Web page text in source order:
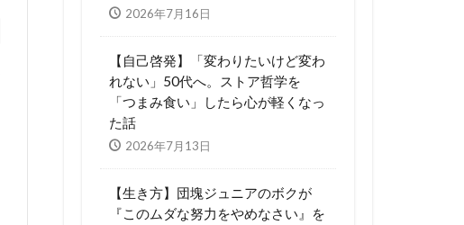
2026年7月16日
【自己啓発】「変わりたいけど変わ
れない」50代へ。ストア哲学を
「つまみ食い」したら心が軽くなっ
た話
2026年7月13日
【生き方】団塊ジュニアのボクが
『このムダな努力をやめなさい』を